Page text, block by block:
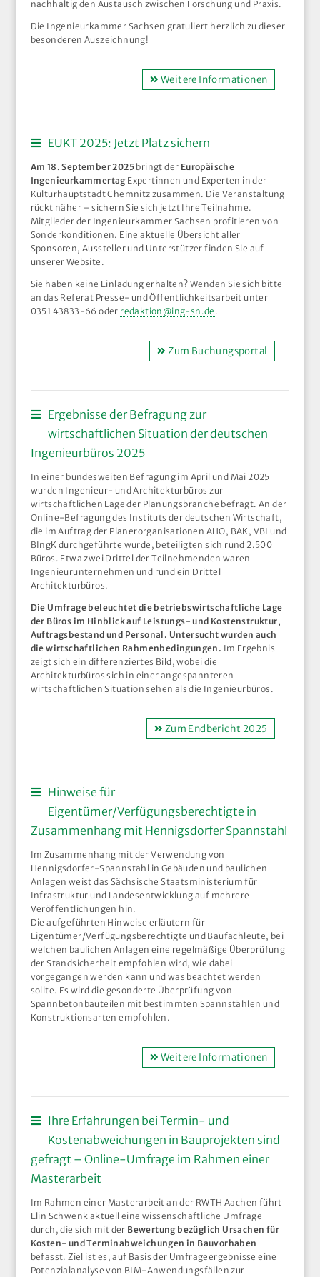
nachhaltig den Austausch zwischen Forschung und Praxis.
Die Ingenieurkammer Sachsen gratuliert herzlich zu dieser
besonderen Auszeichnung!
Weitere Informationen
EUKT 2025: Jetzt Platz sichern
Am 18. September 2025bringt der Europäische
IngenieurkammertagExpertinnen und Experten in der
Kulturhauptstadt Chemnitz zusammen. Die Veranstaltung
rückt näher – sichern Sie sich jetzt Ihre Teilnahme.
Mitglieder der Ingenieurkammer Sachsen profitieren von
Sonderkonditionen. Eine aktuelle Übersicht aller
Sponsoren, Aussteller und Unterstützer finden Sie auf
unserer Website.
Sie haben keine Einladung erhalten? Wenden Sie sich bitte
an das Referat Presse- und Öffentlichkeitsarbeit unter
0351 43833-66 oder redaktion@ing-sn.de .
Zum Buchungsportal
Ergebnisse der Befragung zur
wirtschaftlichen Situation der deutschen
Ingenieurbüros 2025
In einer bundesweiten Befragung im April und Mai 2025
wurden Ingenieur- und Architekturbüros zur
wirtschaftlichen Lage der Planungsbranche befragt. An der
Online-Befragung des Instituts der deutschen Wirtschaft,
die im Auftrag der Planerorganisationen AHO, BAK, VBI und
BIngK durchgeführte wurde, beteiligten sich rund 2.500
Büros. Etwa zwei Drittel der Teilnehmenden waren
Ingenieurunternehmen und rund ein Drittel
Architekturbüros.
Die Umfrage beleuchtet die betriebswirtschaftliche Lage
der Büros im Hinblick auf Leistungs- und Kostenstruktur,
Auftragsbestand und Personal. Untersucht wurden auch
die wirtschaftlichen Rahmenbedingungen. Im Ergebnis
zeigt sich ein differenziertes Bild, wobei die
Architekturbüros sich in einer angespannteren
wirtschaftlichen Situation sehen als die Ingenieurbüros.
Zum Endbericht 2025
Hinweise für
Eigentümer/Verfügungsberechtigte in
Zusammenhang mit Hennigsdorfer Spannstahl
Im Zusammenhang mit der Verwendung von
Hennigsdorfer-Spannstahl in Gebäuden und baulichen
Anlagen weist das Sächsische Staatsministerium für
Infrastruktur und Landesentwicklung auf mehrere
Veröffentlichungen hin.
Die aufgeführten Hinweise erläutern für
Eigentümer/Verfügungsberechtigte und Baufachleute, bei
welchen baulichen Anlagen eine regelmäßige Überprüfung
der Standsicherheit empfohlen wird, wie dabei
vorgegangen werden kann und was beachtet werden
sollte. Es wird die gesonderte Überprüfung von
Spannbetonbauteilen mit bestimmten Spannstählen und
Konstruktionsarten empfohlen.
Weitere Informationen
Ihre Erfahrungen bei Termin- und
Kostenabweichungen in Bauprojekten sind
gefragt – Online-Umfrage im Rahmen einer
Masterarbeit
Im Rahmen einer Masterarbeit an der RWTH Aachen führt
Elin Schwenk aktuell eine wissenschaftliche Umfrage
durch, die sich mit der Bewertung bezüglich Ursachen für
Kosten- und Terminabweichungen in Bauvorhaben
befasst. Ziel ist es, auf Basis der Umfrageergebnisse eine
Potenzialanalyse von BIM-Anwendungsfällen zur